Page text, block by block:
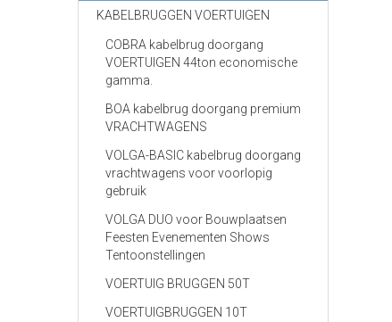
KABELBRUGGEN VOERTUIGEN
COBRA kabelbrug doorgang
VOERTUIGEN 44ton economische
gamma.
BOA kabelbrug doorgang premium
VRACHTWAGENS
VOLGA-BASIC kabelbrug doorgang
vrachtwagens voor voorlopig
gebruik
VOLGA DUO voor Bouwplaatsen
Feesten Evenementen Shows
Tentoonstellingen
VOERTUIG BRUGGEN 50T
VOERTUIGBRUGGEN 10T